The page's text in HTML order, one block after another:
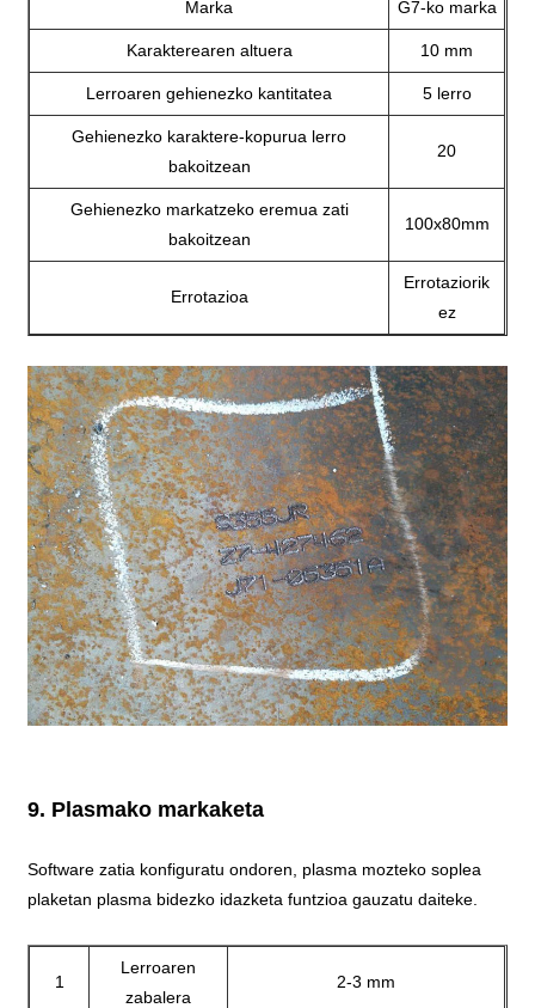
Marka G7-ko marka
Karakterearen altuera 10 mm
Lerroaren gehienezko kantitatea 5 lerro
Gehienezko karaktere-kopurua lerro
bakoitzean
20
Gehienezko markatzeko eremua zati
bakoitzean
100x80mm
Errotazioa
Errotaziorik
ez
9. Plasmako markaketa
Software zatia konfiguratu ondoren, plasma mozteko soplea
plaketan plasma bidezko idazketa funtzioa gauzatu daiteke.
1
Lerroaren
zabalera
2-3 mm